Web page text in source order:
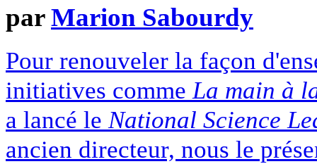
parMarion Sabourdy
Pour renouveler la façon
initiatives comme La main à
a lancé le National Science
ancien directeur, nous le